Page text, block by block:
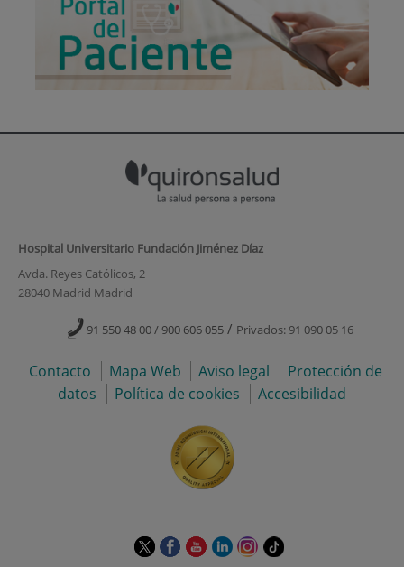
Hospital Universitario Fundación Jiménez Díaz
Avda. Reyes Católicos, 2
28040 Madrid Madrid
91 550 48 00 / 900 606 055 / Privados: 91 090 05 16
Contacto Mapa Web Aviso legal
Protección de
datos
Política de cookies Accesibilidad
EsteEsteEsteEsteEsteEnlace